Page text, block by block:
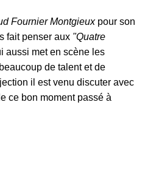
Fournier Montgieux pour son
fait penser aux "Quatre
aussi met en scène les
de talent et de
il est venu discuter avec
ce bon moment passé à